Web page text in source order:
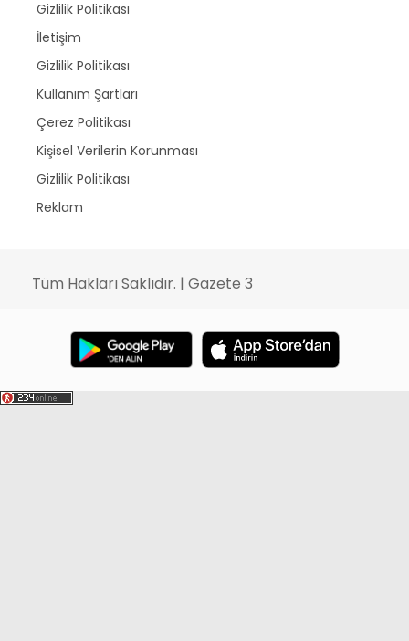
Gizlilik Politikası
İletişim
Gizlilik Politikası
Kullanım Şartları
Çerez Politikası
Kişisel Verilerin Korunması
Gizlilik Politikası
Reklam
Tüm Hakları Saklıdır. | Gazete 3